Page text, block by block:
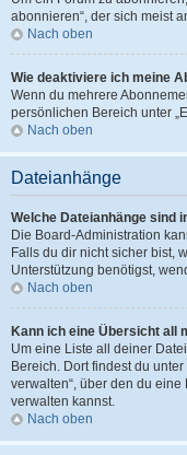
abonnieren“, der sich meist
Nach oben
Wie deaktiviere ich meine
Wenn du mehrere
persönlichen Bereich unter
Nach oben
Dateianhänge
Welche Dateianhänge sind
Die Board-Administration
Falls du dir nicht sicher bist,
Unterstützung benötigst,
Nach oben
Kann ich eine Übersicht all
Um eine Liste all deiner
Bereich. Dort findest du
verwalten“, über den du
verwalten kannst.
Nach oben